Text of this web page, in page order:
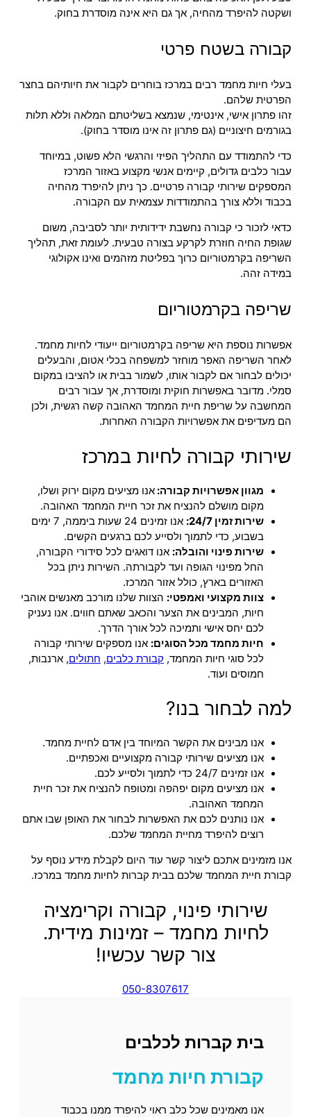
ושקטה להיפרד מהחיה, אך גם היא אינה מוסדרת בחוק.
קבורה בשטח פרטי
בעלי חיות מחמד רבים במרכז בוחרים לקבור את חיותיהם בחצר
הפרטית שלהם.
זהו פתרון אישי, אינטימי, שנמצא בשליטתם המלאה וללא תלות
בגורמים חיצוניים (גם פתרון זה אינו מוסדר בחוק).
כדי להתמודד עם התהליך הפיזי והרגשי הלא פשוט, במיוחד
עבור כלבים גדולים, קיימים אנשי מקצוע באזור המרכז
המספקים שירותי קבורה פרטיים. כך ניתן להיפרד מהחיה
בכבוד וללא צורך בהתמודדות עצמאית עם הקבורה.
כדאי לזכור כי קבורה נחשבת ידידותית יותר לסביבה, משום
שגופת החיה חוזרת לקרקע בצורה טבעית. לעומת זאת, תהליך
השריפה בקרמטוריום כרוך בפליטת מזהמים ואינו אקולוגי
במידה זהה.
שריפה בקרמטוריום
אפשרות נוספת היא שריפה בקרמטוריום ייעודי לחיות מחמד.
לאחר השריפה האפר מוחזר למשפחה בכלי אטום, והבעלים
יכולים לבחור אם לקבור אותו, לשמור בבית או להציבו במקום
סמלי. מדובר באפשרות חוקית ומוסדרת, אך עבור רבים
המחשבה על שריפת חיית המחמד האהובה קשה רגשית, ולכן
הם מעדיפים את אפשרויות הקבורה האחרות.
שירותי קבורה לחיות במרכז
מגוון אפשרויות קבורה: אנו מציעים מקום ירוק ושלו,
מקום מושלם להנציח את זכר חיית המחמד האהובה.
שירות זמין 24/7:
אנו זמינים 24 שעות ביממה, 7 ימים
בשבוע, כדי לתמוך ולסייע לכם ברגעים הקשים.
שירות פינוי והובלה: אנו דואגים לכל סידורי הקבורה,
החל מפינוי הגופה ועד לקבורתה. השירות ניתן בכל
האזורים בארץ, כולל אזור המרכז.
צוות מקצועי ואמפטי: הצוות שלנו מורכב מאנשים אוהבי
חיות, המבינים את הצער והכאב שאתם חווים. אנו נעניק
לכם יחס אישי ותמיכה לכל אורך הדרך.
חיות מחמד מכל הסוגים: אנו מספקים שירותי קבורה
לכל סוגי חיות המחמד, קבורת כלבים, חתולים, ארנבות,
חמוסים ועוד.
למה לבחור בנו?
אנו מבינים את הקשר המיוחד בין אדם לחיית מחמד.
אנו מציעים שירותי קבורה מקצועיים ואכפתיים.
אנו זמינים 24/7 כדי לתמוך ולסייע לכם.
אנו מציעים מקום יפהפה ומטופח להנציח את זכר חיית
המחמד האהובה.
אנו נותנים לכם את האפשרות לבחור את האופן שבו אתם
רוצים להיפרד מחיית המחמד שלכם.
אנו מזמינים אתכם ליצור קשר עוד היום לקבלת מידע נוסף על
קבורת חיית המחמד שלכם בבית קברות לחיות מחמד במרכז.
שירותי פינוי, קבורה וקרימציה
לחיות מחמד – זמינות מידית.
צור קשר עכשיו!
050-8307617
בית קברות לכלבים
קבורת חיות מחמד
אנו מאמינים שכל כלב ראוי להיפרד ממנו בכבוד